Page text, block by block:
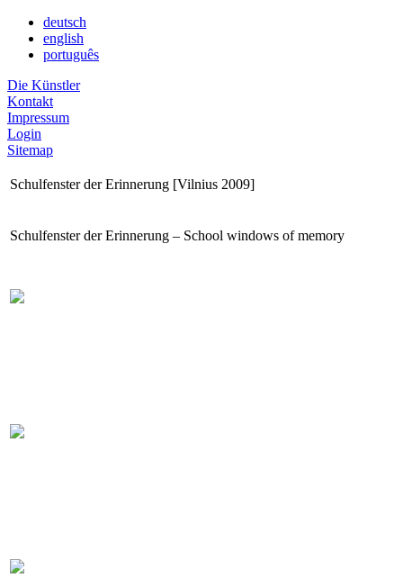
deutsch
english
português
Die Künstler
Kontakt
Impressum
Login
Sitemap
Schulfenster der Erinnerung [Vilnius 2009]
Schulfenster der Erinnerung – School windows of memory